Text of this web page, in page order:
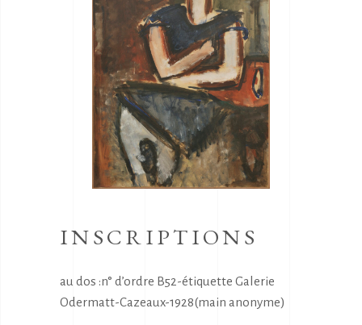
INSCRIPTIONS
au dos :n° d’ordre B52-étiquette Galerie
Odermatt-Cazeaux-1928(main anonyme)